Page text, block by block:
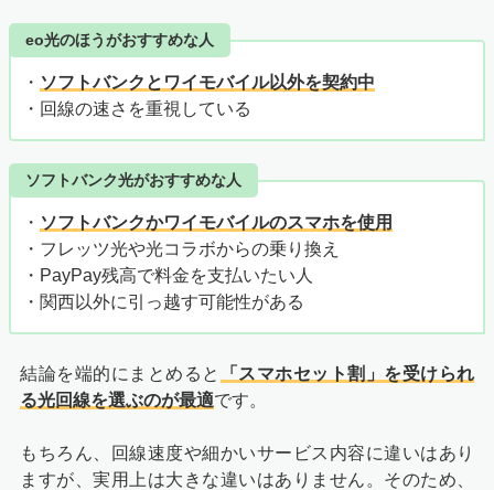
eo光のほうがおすすめな人
・ ソフトバンクとワイモバイル以外を契約中
・回線の速さを重視している
ソフトバンク光がおすすめな人
・ ソフトバンクかワイモバイルのスマホを使用
・フレッツ光や光コラボからの乗り換え
・PayPay残高で料金を支払いたい人
・関西以外に引っ越す可能性がある
結論を端的にまとめると
「スマホセット割」を受けられ
る光回線を選ぶのが最適です。
もちろん、回線速度や細かいサービス内容に違いはあり
ますが、実用上は大きな違いはありません。そのため、